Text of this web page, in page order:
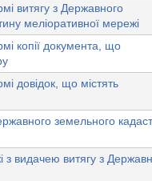
витягу з Державного
меліоративної мережі
копії документа, що
довідок, що містять
земельного
з видачею витягу з